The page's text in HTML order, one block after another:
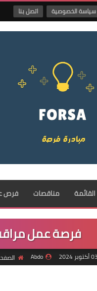
سياسة الخصوصية اتصل بنا
الرئيسية
القائمة مناقصات فرص
فرصة عمل
Abdo